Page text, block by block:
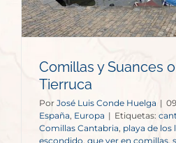
Comillas y Suances
Tierruca
Por José Luis Conde Huelga |
España Europa | Etiquetas:
Comillas Cantabria, playa de los
escondido que ver en comillas,